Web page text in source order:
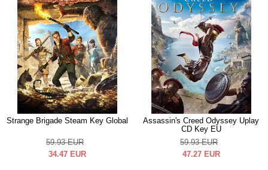
Strange Brigade Steam Key Global
59.93 EUR
34.47 EUR
Assassin's Creed Odyssey Uplay
CD Key EU
59.93 EUR
47.27 EUR